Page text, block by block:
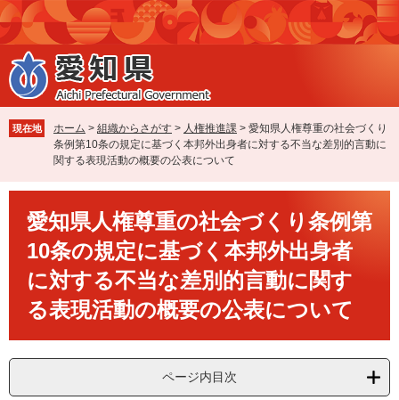
ペ
ー
ジ
の
先
で
す
メ
ニ
ュ
ー
を
ば
し
現在地 ホーム > 組織からさがす > 人権推進課 > 愛知県人権尊重の社会づくり
条例第10条の規定に基づく本邦外出身者に対する不当な差別的言動に
関する表現活動の概要の公表について
愛知県人権尊重の社会づくり条例第
10条の規定に基づく本邦外出身者
に対する不当な差別的言動に関す
る表現活動の概要の公表について
ページ内目次